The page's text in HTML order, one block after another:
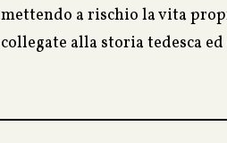
mettendo a rischio la vita
collegate alla storia tedesca
virtù dei legami di amicizia